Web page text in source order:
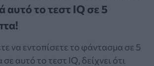
αυτό το τεστ IQ σε 5
να εντοπίσετε το φάντασμα σε 5
αυτό το τεστ IQ, δείχνει ότι